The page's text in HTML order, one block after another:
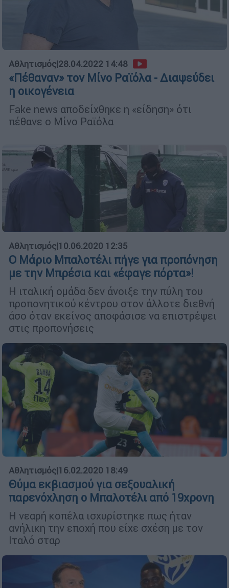
Αθλητισμός|28.04.2022 14:48
«Πέθαναν» τον Μίνο Ραϊόλα - Διαψεύδει
η οικογένεια
Fake news αποδείχθηκε η «είδηση» ότι
πέθανε ο Μίνο Ραϊόλα
Αθλητισμός|10.06.2020 12:35
Ο Μάριο Μπαλοτέλι πήγε για προπόνηση
με την Μπρέσια και «έφαγε πόρτα»!
Η ιταλική ομάδα δεν άνοιξε την πύλη του
προπονητικού κέντρου στον άλλοτε διεθνή
άσο όταν εκείνος αποφάσισε να επιστρέψει
στις προπονήσεις
Αθλητισμός|16.02.2020 18:49
Θύμα εκβιασμού για σεξουαλική
παρενόχληση ο Μπαλοτέλι από 19χρονη
Η νεαρή κοπέλα ισχυρίστηκε πως ήταν
ανήλικη την εποχή που είχε σχέση με τον
Ιταλό σταρ